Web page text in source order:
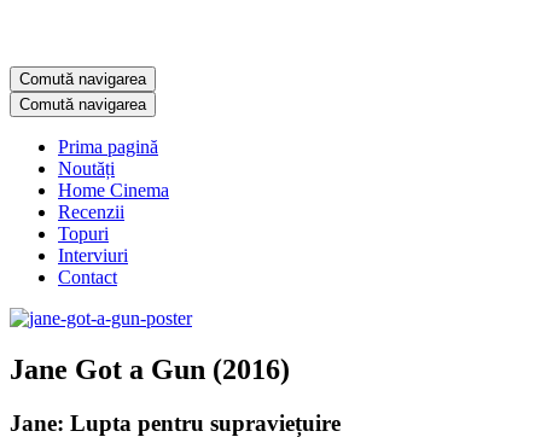
Comută navigarea
Comută navigarea
Prima pagină
Noutăți
Home Cinema
Recenzii
Topuri
Interviuri
Contact
Jane Got a Gun (2016)
Jane: Lupta pentru supraviețuire